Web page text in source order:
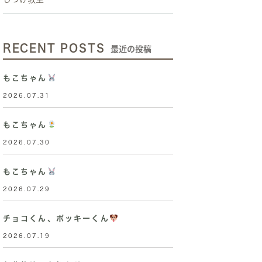
RECENT POSTS 最近の投稿
もこちゃん
2026.07.31
もこちゃん
2026.07.30
もこちゃん
2026.07.29
チョコくん、ポッキーくん
2026.07.19